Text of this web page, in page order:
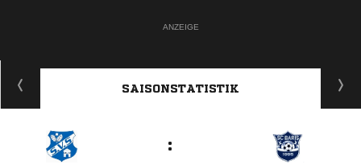
ANZEIGE
SAISONSTATISTIK
: